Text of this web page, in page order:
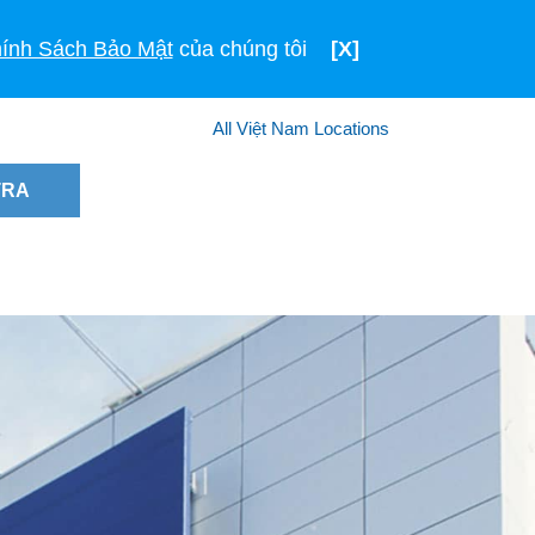
Sách Bảo Mậtcủa chúng tôi [X]
TIẾNG VIỆT
All Việt Nam Locations